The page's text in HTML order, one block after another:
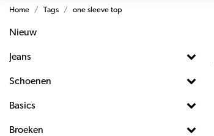
Home Tags one sleeve top
Nieuw
Jeans
Schoenen
Basics
Broeken